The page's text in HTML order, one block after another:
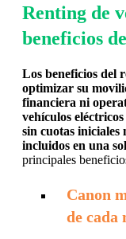
Renting de
beneficios
Los beneficios del
optimizar su
financiera ni
vehículos
sin cuotas iniciales
incluidos en una
principales
Canon
de cada